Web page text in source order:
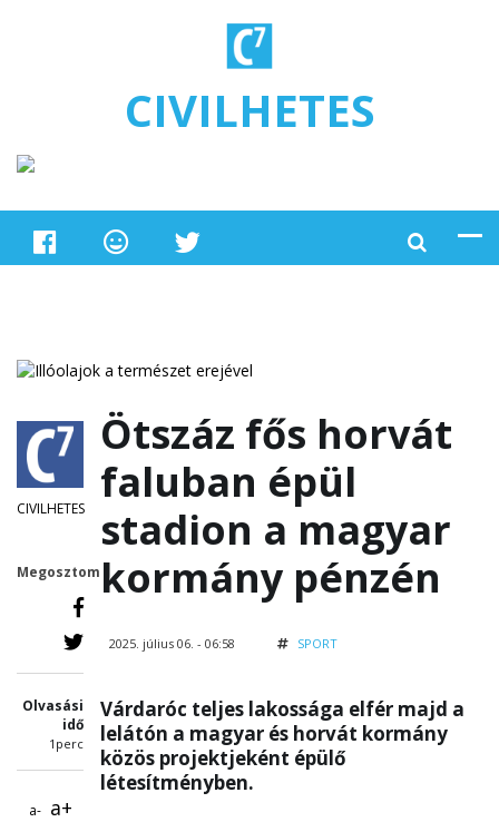
CIVILHETES
CIVILHETES
Megosztom
Olvasási
idő
1perc
a- a+
Ötszáz fős horvát
faluban épül
stadion a magyar
kormány pénzén
2025. július 06. - 06:58 SPORT
Várdaróc teljes lakossága elfér majd a
lelátón a magyar és horvát kormány
közös projektjeként épülő
létesítményben.